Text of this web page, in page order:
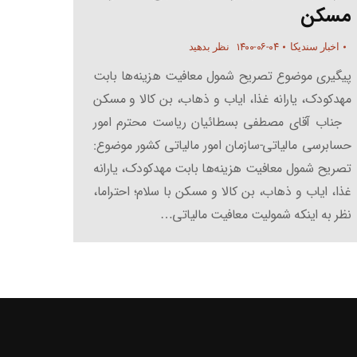
مسکن
اخبار سندیکا ۱۴۰۰-۰۶-۰۴ نظر بدهید
پیگیری موضوع تصریح شمول معافیت هزینه‌ها بابت
مهدکودک، یارانه غذا، ایاب و ذهاب، بن کالا و مسکن
جناب آقای مصطفی بسطائیان ریاست محترم امور
حسابرسی مالیاتی-سازمان امور مالیاتی کشور موضوع:
تصریح شمول معافیت هزینه‌ها بابت مهدکودک، یارانه
غذا، ایاب و ذهاب، بن کالا و مسکن با سلام؛ احتراما،
نظر به اینکه شمولیت معافیت مالیاتی…